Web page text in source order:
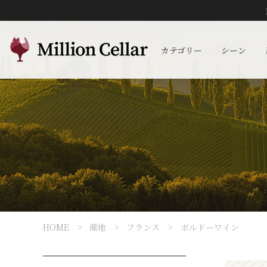
カテゴリー シーン
HOME 産地 フランス ボルドーワイン